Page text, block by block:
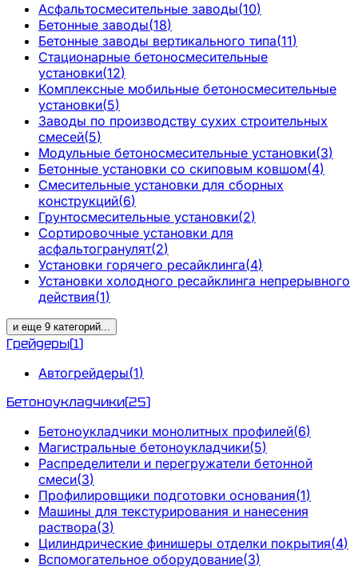
Асфальтосмесительные заводы(10)
Бетонные заводы(18)
Бетонные заводы вертикального типа(11)
Стационарные бетоносмесительные
установки(12)
Комплексные мобильные бетоносмесительные
установки(5)
Заводы по производству сухих строительных
смесей(5)
Модульные бетоносмесительные установки(3)
Бетонные установки со скиповым ковшом(4)
Смесительные установки для сборных
конструкций(6)
Грунтосмесительные установки(2)
Сортировочные установки для
асфальтогранулят(2)
Установки горячего ресайклинга(4)
Установки холодного ресайклинга непрерывного
действия(1)
и еще 9 категорий...
Грейдеры(1)
Автогрейдеры(1)
Бетоноукладчики(25)
Бетоноукладчики монолитных профилей(6)
Магистральные бетоноукладчики(5)
Распределители и перегружатели бетонной
смеси(3)
Профилировщики подготовки основания(1)
Машины для текстурирования и нанесения
раствора(3)
Цилиндрические финишеры отделки покрытия(4)
Вспомогательное оборудование(3)